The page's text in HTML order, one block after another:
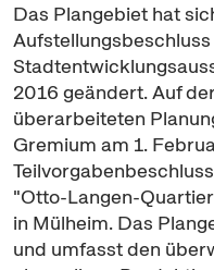
Das Plangebiet hat
Aufstellungsbeschluss
2016 geändert. Auf
überarbeiteten
Gremium am 1.
"Otto-Langen-
in Mülheim. Das
und umfasst den